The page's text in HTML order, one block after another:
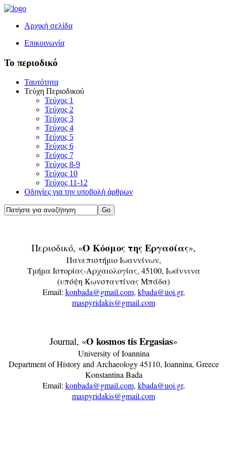
Αρχική σελίδα
Επικοινωνία
Το περιοδικό
Ταυτότητα
Τεύχη Περιοδικού
Τεύχος 1
Τεύχος 2
Τεύχος 3
Τεύχος 4
Τεύχος 5
Τεύχος 6
Τεύχος 7
Τεύχος 8-9
Τεύχος 10
Τεύχος 11-12
Οδηγίες για την υποβολή άρθρων
Περιοδικό, «Ο Κόσμος της Εργασίας»,
Πανεπιστήμιο Ιωαννίνων,
Τμήμα Ιστορίας-Αρχαιολογίας, 45100, Ιωάννινα
(υπόψη Κωνσταντίνας Μπάδα)
Email: konbada@gmail.com, kbada@uoi.gr,
maspyridakis@gmail.com
Journal, «O kosmos tis Ergasias»
University of Ioannina
Department of History and Archaeology 45110, Ioannina, Greece
Konstantina Bada
Email: konbada@gmail.com, kbada@uoi.gr,
maspyridakis@gmail.com